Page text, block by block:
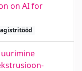
on AI for
uurimine